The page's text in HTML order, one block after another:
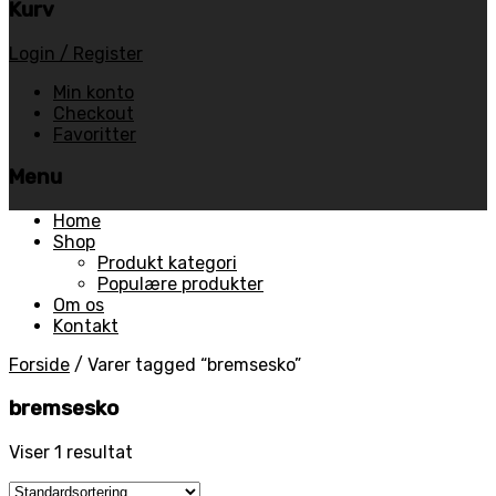
Kurv
Login / Register
Min konto
Checkout
Favoritter
Menu
Skip
Home
Shop
Produkt kategori
Populære produkter
Om os
Kontakt
Forside / Varer tagged “bremsesko”
bremsesko
Viser 1 resultat